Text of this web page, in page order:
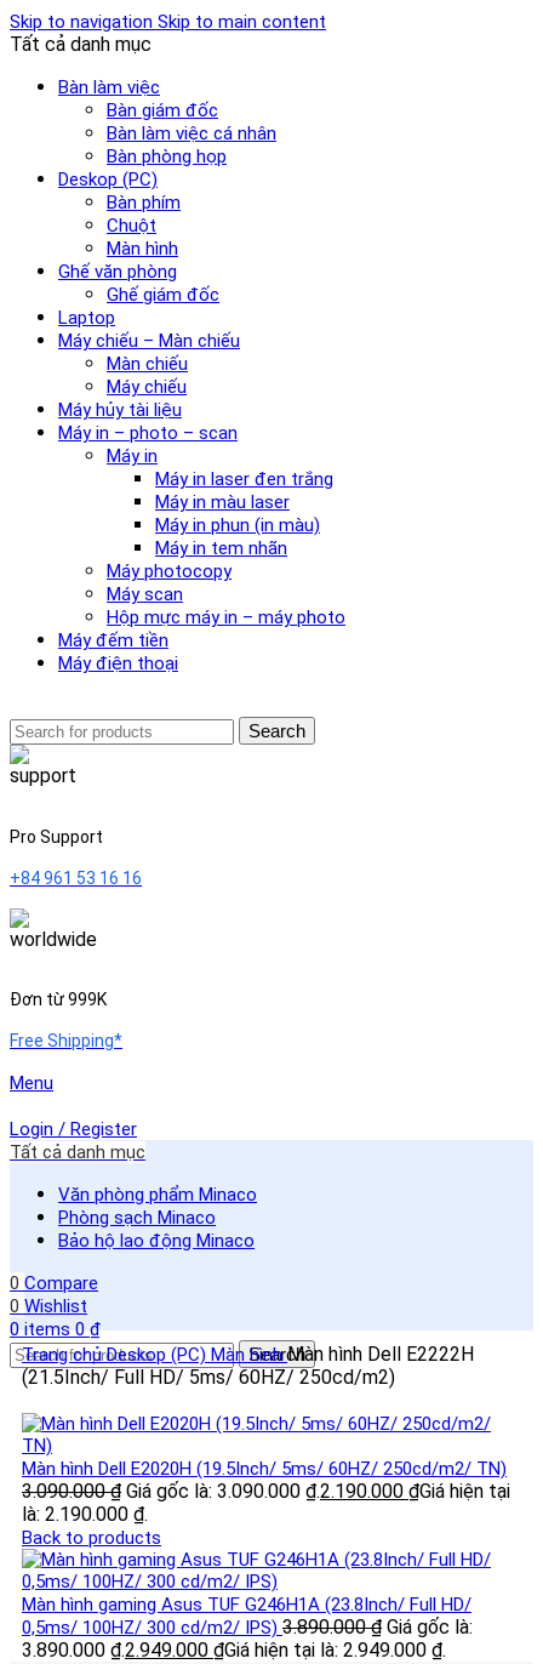
Skip to navigation Skip to main content
Tất cả danh mục
Bàn làm việc
Bàn giám đốc
Bàn làm việc cá nhân
Bàn phòng họp
Deskop (PC)
Bàn phím
Chuột
Màn hình
Ghế văn phòng
Ghế giám đốc
Laptop
Máy chiếu – Màn chiếu
Màn chiếu
Máy chiếu
Máy hủy tài liệu
Máy in – photo – scan
Máy in
Máy in laser đen trắng
Máy in màu laser
Máy in phun (in màu)
Máy in tem nhãn
Máy photocopy
Máy scan
Hộp mực máy in – máy photo
Máy đếm tiền
Máy điện thoại
Search
Pro Support
+84 961 53 16 16
Đơn từ 999K
Free Shipping*
Menu
Login / Register
Tất cả danh mục
Văn phòng phẩm Minaco
Phòng sạch Minaco
Bảo hộ lao động Minaco
0 Compare
0 Wishlist
0items 0₫
Search
Trang chủDeskop (PC) Màn hìnhMàn hình Dell E2222H
(21.5Inch/ Full HD/ 5ms/ 60HZ/ 250cd/m2)
Màn hình Dell E2020H (19.5Inch/ 5ms/ 60HZ/ 250cd/m2/ TN)
3.090.000₫ Giá gốc là: 3.090.000 ₫.2.190.000 ₫Giá hiện tại
là: 2.190.000 ₫.
Back to products
Màn hình gaming Asus TUF G246H1A (23.8Inch/ Full HD/
0,5ms/ 100HZ/ 300 cd/m2/ IPS) 3.890.000₫ Giá gốc là:
3.890.000 ₫.2.949.000 ₫Giá hiện tại là: 2.949.000 ₫.